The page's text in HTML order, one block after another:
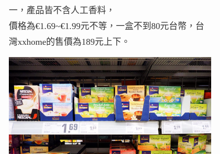
一，產品皆不含人工香料，
價格為€1.69~€1.99元不等，一盒不到80元台幣，台
灣xxhome的售價為189元上下。